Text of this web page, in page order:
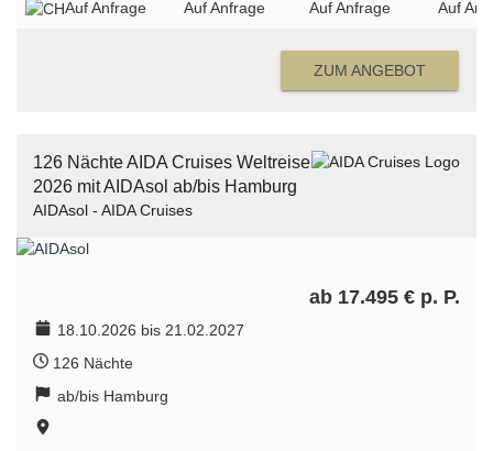
Auf Anfrage Auf Anfrage Auf Anfrage Auf
ZUM ANGEBOT
126 Nächte AIDA Cruises Weltreise
2026 mit AIDAsol ab/bis Hamburg
AIDAsol - AIDA Cruises
ab 17.495 € p. P.
18.10.2026 bis 21.02.2027
126 Nächte
ab/bis Hamburg